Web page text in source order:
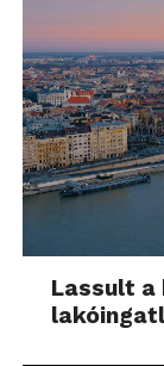
Lassult a